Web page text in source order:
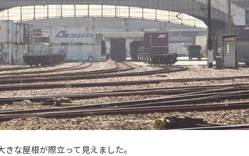
な屋根が際立って見えました。